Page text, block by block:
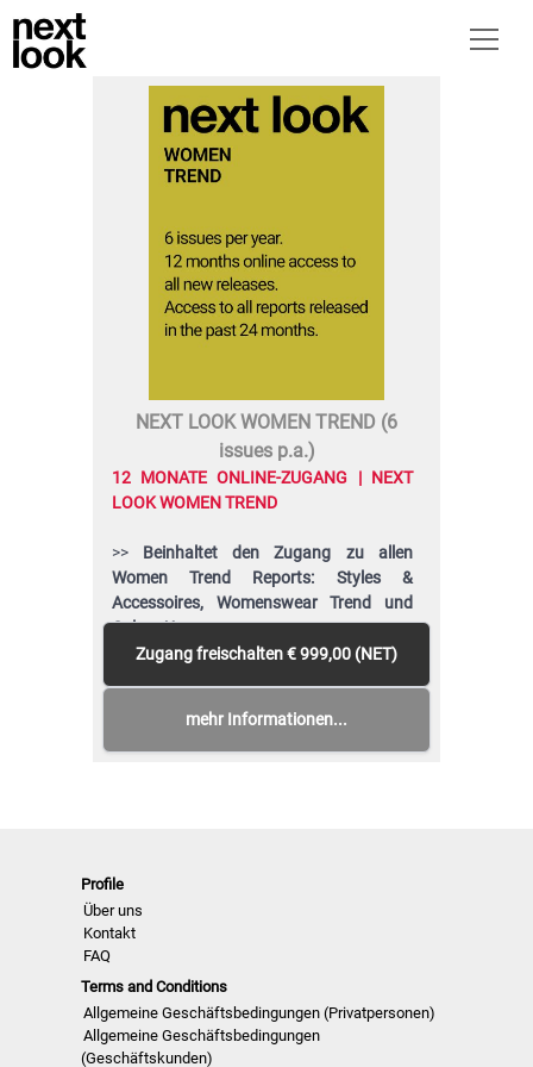
NEXT LOOK WOMEN TREND (6
issues p.a.)
12 MONATE ONLINE-ZUGANG | NEXT
LOOK WOMEN TREND
>> Beinhaltet den Zugang zu allen
Women Trend Reports: Styles &
Accessoires, Womenswear Trend und
Colour Usage
>>Alle neuen Veröffentlichungen der
veröffentlichten reports!
>>Download von bis zu 200 kompletten
Zugang freischalten€ 999,00 (NET)
mehr Informationen...
Profile
Über uns
Kontakt
FAQ
Terms and Conditions
Allgemeine Geschäftsbedingungen (Privatpersonen)
Allgemeine Geschäftsbedingungen
(Geschäftskunden)